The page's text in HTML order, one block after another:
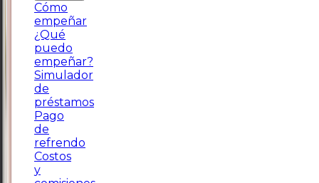
Cómo
empeñar
¿Qué
puedo
empeñar?
Simulador
de
préstamos
Pago
de
refrendo
Costos
y